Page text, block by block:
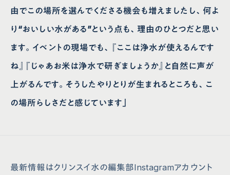
取扱説明書
クリンスイクラブ
由でこの場所を選んでくださる機会も増えましたし、何よ
り“おいしい水がある”という点も、理由のひとつだと思い
ます。イベントの現場でも、『ここは浄水が使えるんです
ね』『じゃあお米は浄水で研ぎましょうか』と自然に声が
上がるんです。そうしたやりとりが生まれるところも、こ
の場所らしさだと感じています」
最新情報はクリンスイ水の編集部Instagramアカウント